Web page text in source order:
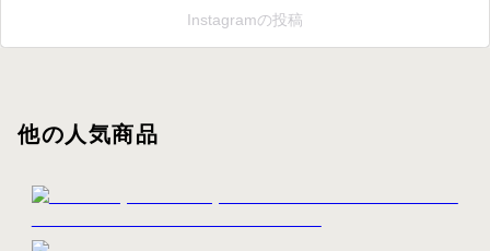
Instagramの投稿
他の人気商品